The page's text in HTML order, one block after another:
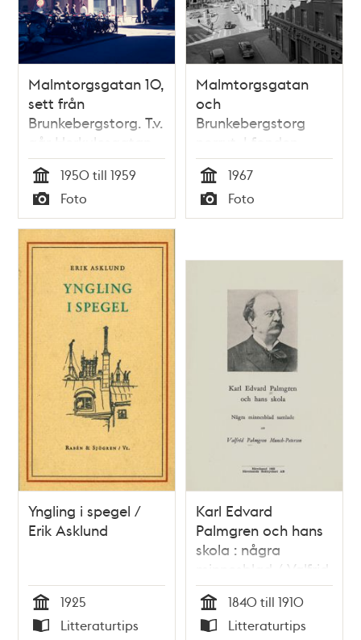
Malmtorgsgatan 10,
sett från
Brunkebergstorg. T.v.
går Herkulesgatan
österut. Nuvarande
södra delen av
Gallerian
Tid
1950 till 1959
Typ
Foto
Malmtorgsgatan
och
Brunkebergstorg
norrut. I fonden
Telestyrelsens hus i
kv. Fyrmörsaren, nu
Riksbanken i kv.
Skansen
Tid
1967
Typ
Foto
Yngling i spegel /
Erik Asklund
Tid
1925
Litteraturtips
Karl Edvard
Palmgren och hans
skola : några
minnesblad / Valfrid
Palmgren Munch-
Petersen
Tid
1840 till 1910
Litteraturtips